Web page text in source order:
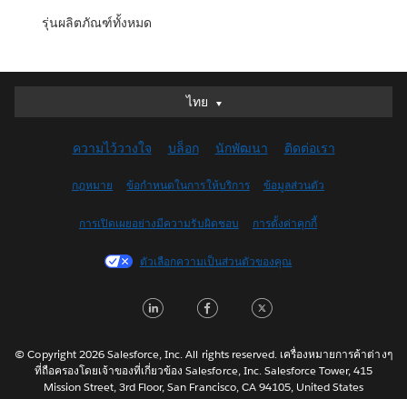
รุ่นผลิตภัณฑ์ทั้งหมด
ไทย
ไทย
English (UK)
English (US)
Français (Canada)
Français (France)
日本語
Nederlands
Português
ความไว้วางใจ บล็อก นักพัฒนา ติดต่อเรา
กฎหมาย ข้อกำหนดในการให้บริการ ข้อมูลส่วนตัว
การเปิดเผยอย่างมีความรับผิดชอบ การตั้งค่าคุกกี้
ตัวเลือกความเป็นส่วนตัวของคุณ
LinkedInFacebook
© Copyright 2026 Salesforce, Inc. All rights reserved. เครื่องหมายการค้าต่างๆ
ที่ถือครองโดยเจ้าของที่เกี่ยวข้อง Salesforce, Inc. Salesforce Tower, 415
Mission Street, 3rd Floor, San Francisco, CA 94105, United States